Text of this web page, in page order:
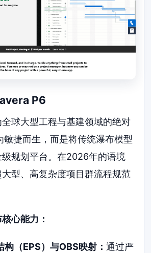
P6
全球大型工程与基建领域的绝对
敏捷而生，而是将传统瀑布模型
规划平台。在2026年的语境
型、高复杂度项目群流程规范
心能力：
构（EPS）与OBS映射： 通过严